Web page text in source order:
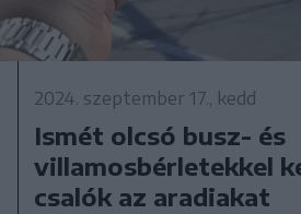
2024. szeptember 17., kedd
Ismét olcsó busz- és
villamosbérletekkel
csalók az aradiakat